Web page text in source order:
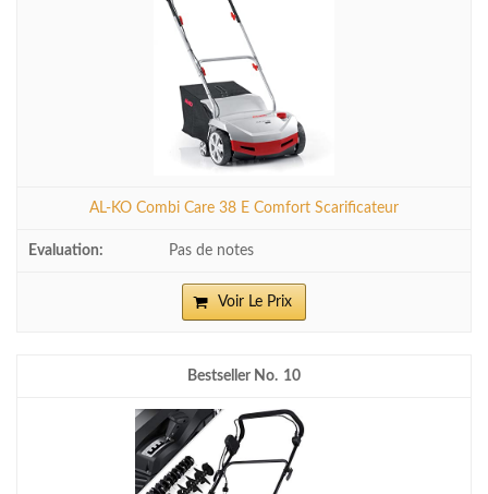
AL-KO Combi Care 38 E Comfort Scarificateur
Pas de notes
Voir Le Prix
10